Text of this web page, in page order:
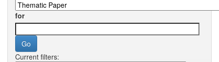
for
Current filters: